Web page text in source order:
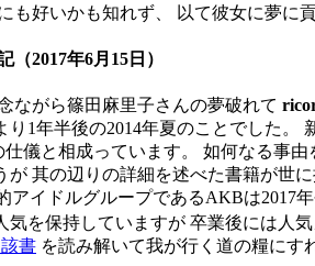
も好いかも知れず、 以て彼女に夢に
（2017年6月15日）
ながら篠田麻里子さんの夢破れて
1年半後の2014年夏のことでした
仕儀と相成っています。 如何なる事
其の辺りの詳細を述べた書籍が世
アイドルグループであるAKBは2017
を保持していますが 卒業後には人
書 を読み解いて我が行く道の糧にす